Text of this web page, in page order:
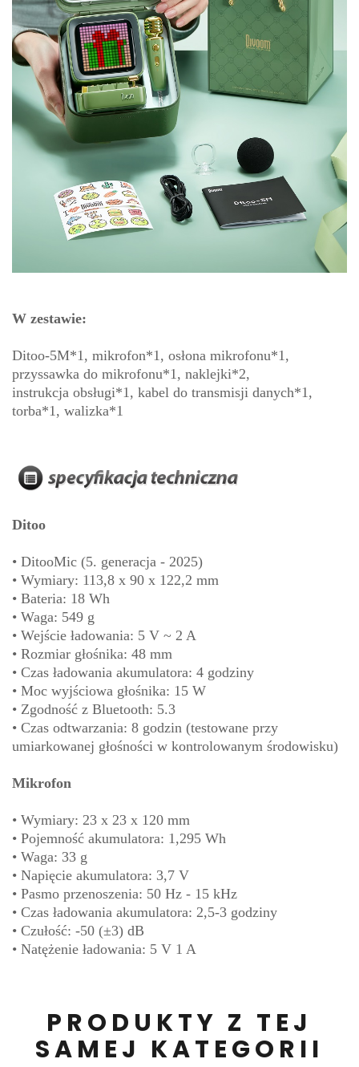
W zestawie:
Ditoo-5M*1, mikrofon*1, osłona mikrofonu*1,
przyssawka do mikrofonu*1, naklejki*2,
instrukcja obsługi*1, kabel do transmisji danych*1,
torba*1, walizka*1
Ditoo
• DitooMic (5. generacja - 2025)
• Wymiary: 113,8 x 90 x 122,2 mm
• Bateria: 18 Wh
• Waga: 549 g
• Wejście ładowania: 5 V ~ 2 A
• Rozmiar głośnika: 48 mm
• Czas ładowania akumulatora: 4 godziny
• Moc wyjściowa głośnika: 15 W
• Zgodność z Bluetooth: 5.3
• Czas odtwarzania: 8 godzin (testowane przy
umiarkowanej głośności w kontrolowanym środowisku)
Mikrofon
• Wymiary: 23 x 23 x 120 mm
• Pojemność akumulatora: 1,295 Wh
• Waga: 33 g
• Napięcie akumulatora: 3,7 V
• Pasmo przenoszenia: 50 Hz - 15 kHz
• Czas ładowania akumulatora: 2,5-3 godziny
• Czułość: -50 (±3) dB
• Natężenie ładowania: 5 V 1 A
PRODUKTY Z TEJ
SAMEJ KATEGORII